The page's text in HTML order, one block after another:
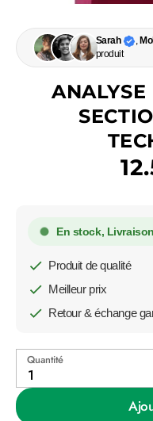
Sarah ,
produit
En stock,
Produit de qualité
Meilleur prix
Retour & échange
Quantité
1